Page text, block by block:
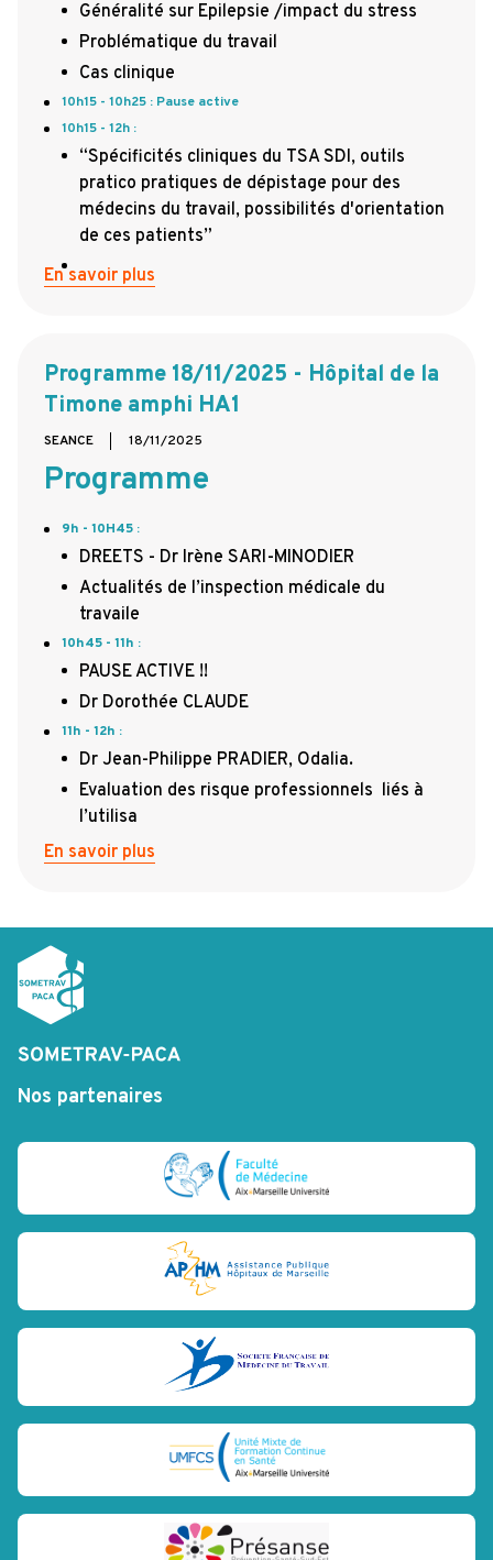
Généralité sur Epilepsie /impact du stress
Problématique du travail
Cas clinique
10h15 - 10h25 : Pause active
10h15 - 12h :
“Spécificités cliniques du TSA SDI, outils
pratico pratiques de dépistage pour des
médecins du travail, possibilités d'orientation
de ces patients”
En savoir plus
Programme 18/11/2025 - Hôpital de la
Timone amphi HA1
SEANCE 18/11/2025
Programme
9h - 10H45 :
DREETS - Dr Irène SARI-MINODIER
Actualités de l’inspection médicale du
travaile
10h45 - 11h :
PAUSE ACTIVE !!
Dr Dorothée CLAUDE
11h - 12h :
Dr Jean-Philippe PRADIER, Odalia.
Evaluation des risque professionnels liés à
l’utilisa
En savoir plus
Nos partenaires